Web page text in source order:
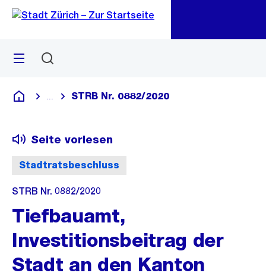
Navigation
Sprunglink
Menü
Deutsch
Blende alle Breadcrumbs ein
STRB Nr. 0882/2020
Stadtratsbeschluss
Seite vorlesen
STRB Nr. 0882/2020
Tiefbauamt,
Investitionsbeitrag der
Stadt an den Kanton